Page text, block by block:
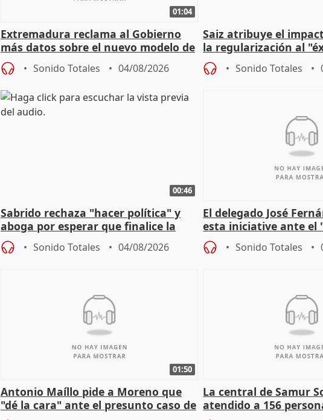
01:04
Extremadura reclama al Gobierno
más datos sobre el nuevo modelo de
financiación
Sonido Totales 04/08/2026
Saiz atribuye el
la regularización al
del Gobierno
Sonido Totales
00:46
Sabrido rechaza "hacer política" y
aboga por esperar que finalice la
investigación del incendio
Sonido Totales 04/08/2026
El delegado José
esta iniciative ante el
personas sin hogar en
Sonido Totales
01:50
Antonio Maíllo pide a Moreno que
"dé la cara" ante el presunto caso de
La central de Samur
atendido a 156